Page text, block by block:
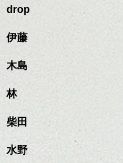
ルカラー/髪質改善/TOKIOト
drop
伊藤
木島
林
柴田
水野